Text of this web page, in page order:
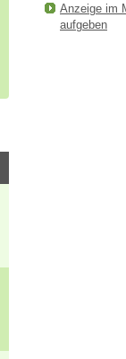
Anzeige im
aufgeben